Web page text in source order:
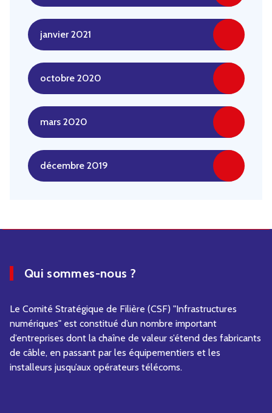
janvier 2021
octobre 2020
mars 2020
décembre 2019
Qui sommes-nous ?
Le Comité Stratégique de Filière (CSF) "Infrastructures
numériques" est constitué d’un nombre important
d’entreprises dont la chaîne de valeur s’étend des fabricants
de câble, en passant par les équipementiers et les
installeurs jusqu’aux opérateurs télécoms.